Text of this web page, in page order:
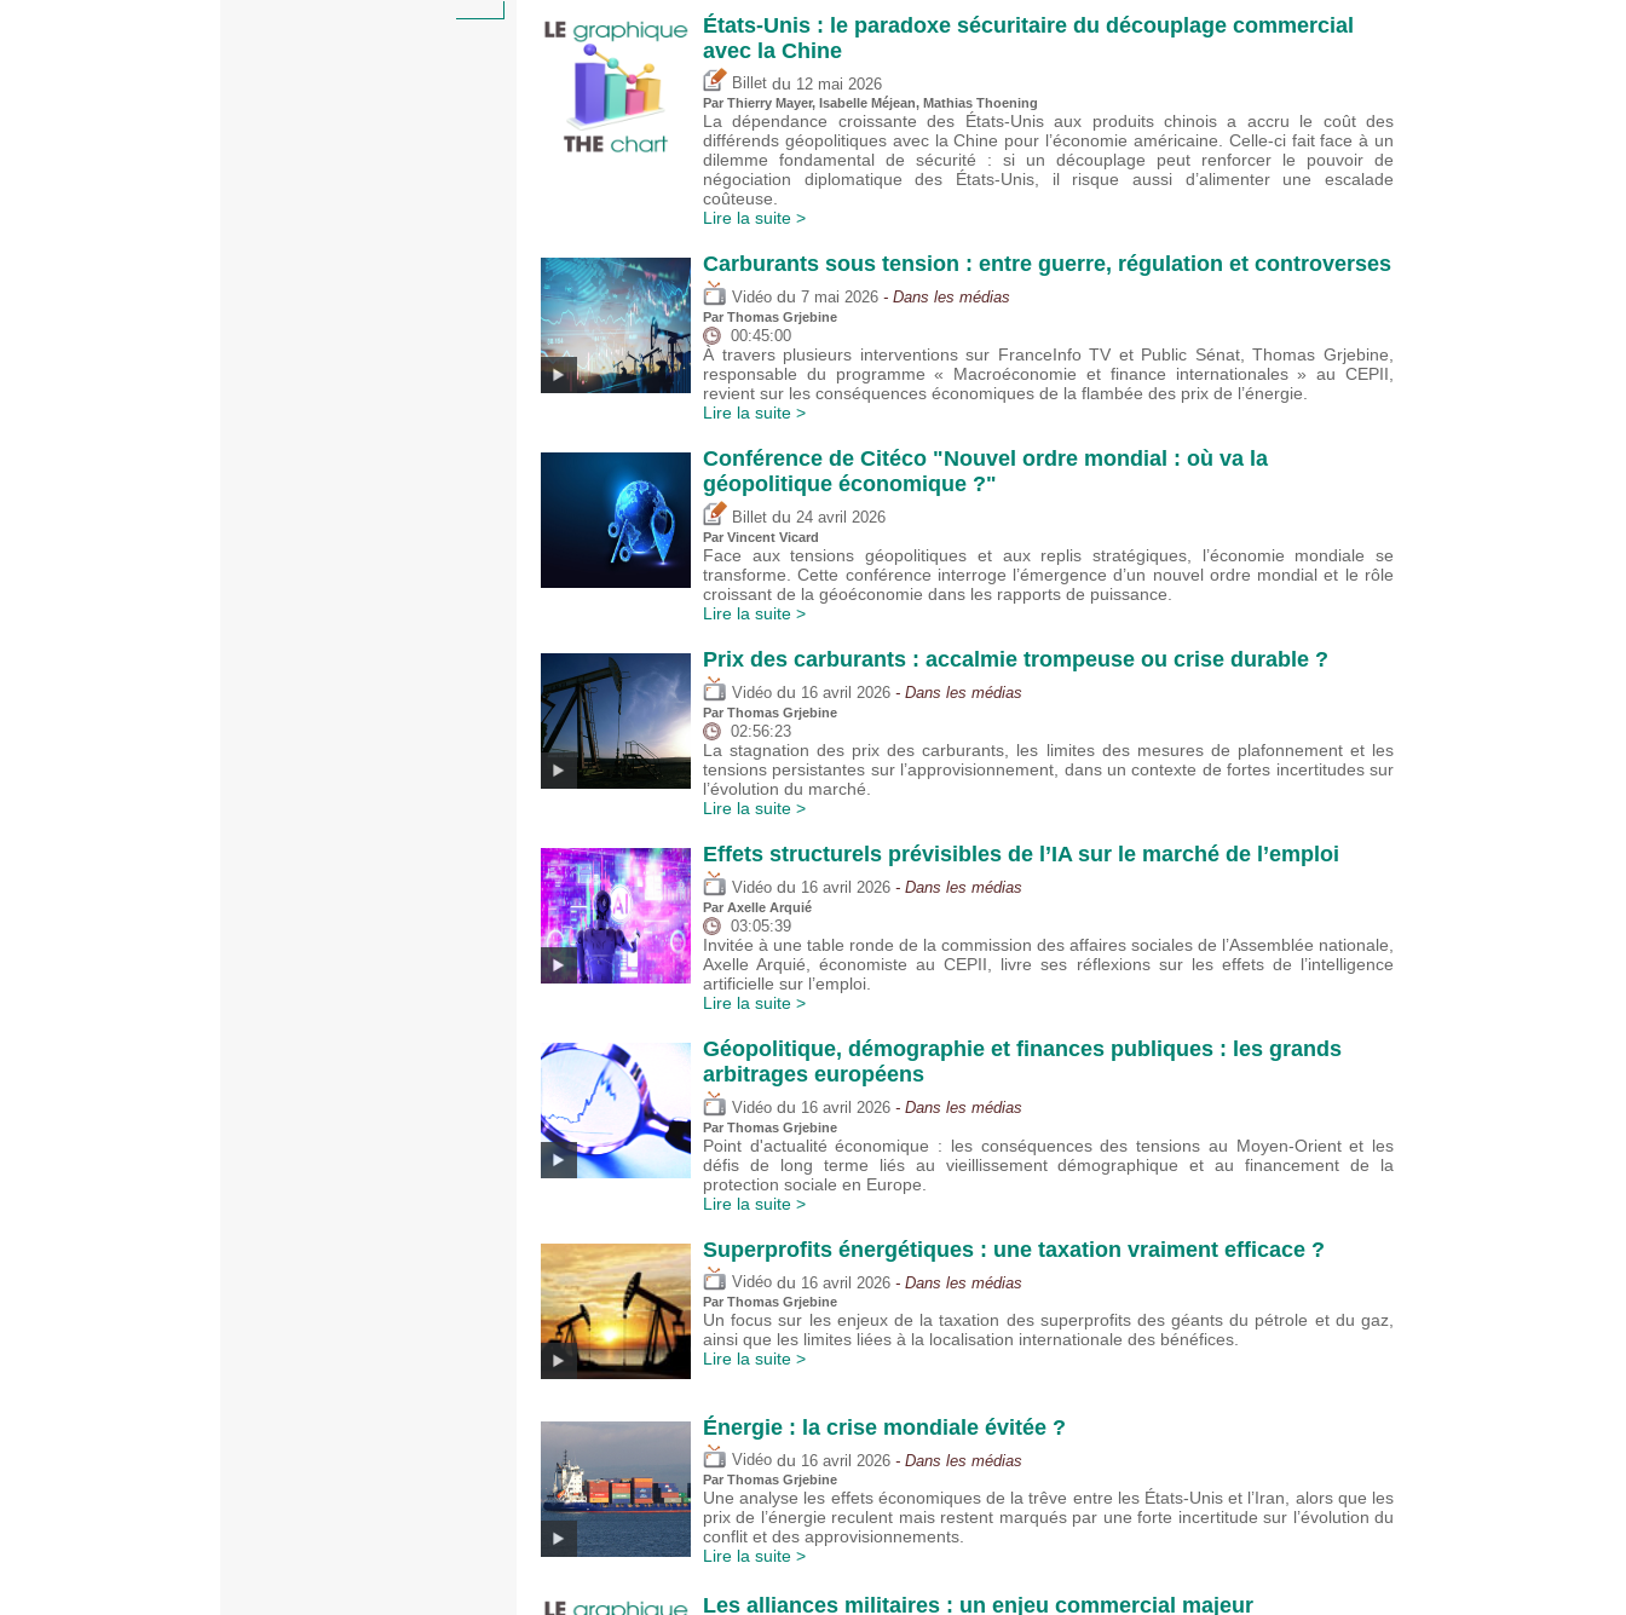
États-Unis : le paradoxe sécuritaire du découplage commercial
avec la Chine
Billet du 12 mai 2026
Par Thierry Mayer, Isabelle Méjean, Mathias Thoening
La dépendance croissante des États-Unis aux produits chinois a accru le coût des
différends géopolitiques avec la Chine pour l’économie américaine. Celle-ci fait face à un
dilemme fondamental de sécurité : si un découplage peut renforcer le pouvoir de
négociation diplomatique des États-Unis, il risque aussi d’alimenter une escalade
coûteuse.
Lire la suite >
Carburants sous tension : entre guerre, régulation et controverses
Vidéo du 7 mai 2026 - Dans les médias
Par Thomas Grjebine
00:45:00
À travers plusieurs interventions sur FranceInfo TV et Public Sénat, Thomas Grjebine,
responsable du programme « Macroéconomie et finance internationales » au CEPII,
revient sur les conséquences économiques de la flambée des prix de l’énergie.
Lire la suite >
Conférence de Citéco "Nouvel ordre mondial : où va la
géopolitique économique ?"
Billet du 24 avril 2026
Par Vincent Vicard
Face aux tensions géopolitiques et aux replis stratégiques, l’économie mondiale se
transforme. Cette conférence interroge l’émergence d’un nouvel ordre mondial et le rôle
croissant de la géoéconomie dans les rapports de puissance.
Lire la suite >
Prix des carburants : accalmie trompeuse ou crise durable ?
Vidéo du 16 avril 2026 - Dans les médias
Par Thomas Grjebine
02:56:23
La stagnation des prix des carburants, les limites des mesures de plafonnement et les
tensions persistantes sur l’approvisionnement, dans un contexte de fortes incertitudes sur
l’évolution du marché.
Lire la suite >
Effets structurels prévisibles de l’IA sur le marché de l’emploi
Vidéo du 16 avril 2026 - Dans les médias
Par Axelle Arquié
03:05:39
Invitée à une table ronde de la commission des affaires sociales de l’Assemblée nationale,
Axelle Arquié, économiste au CEPII, livre ses réflexions sur les effets de l’intelligence
artificielle sur l’emploi.
Lire la suite >
Géopolitique, démographie et finances publiques : les grands
arbitrages européens
Vidéo du 16 avril 2026 - Dans les médias
Par Thomas Grjebine
Point d'actualité économique : les conséquences des tensions au Moyen-Orient et les
défis de long terme liés au vieillissement démographique et au financement de la
protection sociale en Europe.
Lire la suite >
Superprofits énergétiques : une taxation vraiment efficace ?
Vidéo du 16 avril 2026 - Dans les médias
Par Thomas Grjebine
Un focus sur les enjeux de la taxation des superprofits des géants du pétrole et du gaz,
ainsi que les limites liées à la localisation internationale des bénéfices.
Lire la suite >
Énergie : la crise mondiale évitée ?
Vidéo du 16 avril 2026 - Dans les médias
Par Thomas Grjebine
Une analyse les effets économiques de la trêve entre les États-Unis et l’Iran, alors que les
prix de l’énergie reculent mais restent marqués par une forte incertitude sur l’évolution du
conflit et des approvisionnements.
Lire la suite >
Les alliances militaires : un enjeu commercial majeur